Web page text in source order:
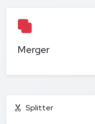
Merger
Splitter